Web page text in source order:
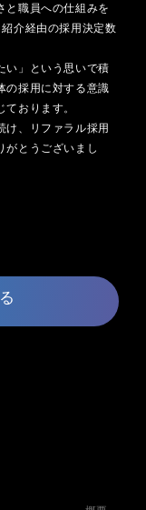
と職員への仕組みを
介経由の採用決定数
い」という思いで積
の採用に対する意識
おります。
け、リファラル採用
がとうございまし